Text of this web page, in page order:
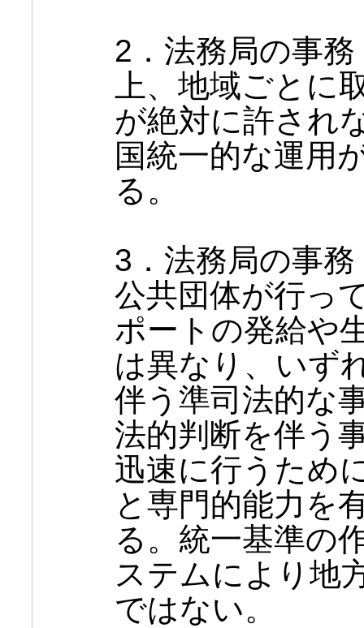
2．法務局の事
上、地域ごとに
が絶対に許され
国統一的な運用
る。
3．法務局の事
公共団体が行っ
ポートの発給や
は異なり、いず
伴う準司法的な
法的判断を伴う
迅速に行うため
と専門的能力を
る。統一基準の
ステムにより地
ではない。